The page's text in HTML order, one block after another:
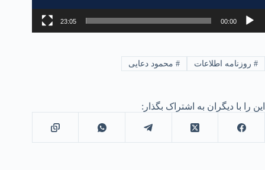
00:00
23:05
#روزنامه اطلاعات #محمود دعایی
این را با دیگران به اشتراک بگذار: